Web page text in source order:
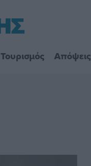
Τουρισμός Απόψεις